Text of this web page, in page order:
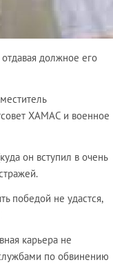
должное его
ХАМАС и военное
он вступил в очень
победой не удастся,
карьера не
по обвинению